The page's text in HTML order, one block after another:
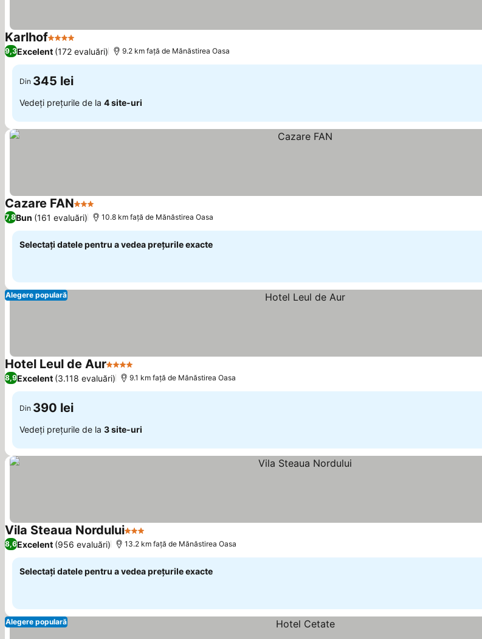
Karlhof4 Stele
9,3Excelent (172 evaluări) 9.2 km faţă de Mănăstirea Oasa
Din 345 lei
Vedeți prețurile de la 4 site-uri
Cazare FAN3 Stele
7,8Bun (161 evaluări) 10.8 km faţă de Mănăstirea Oasa
Selectați datele pentru a vedea prețurile exacte
Alegere populară
Hotel Leul de Aur4 Stele
8,9Excelent (3.118 evaluări) 9.1 km faţă de Mănăstirea Oasa
Din 390 lei
Vedeți prețurile de la 3 site-uri
Vila Steaua Nordului3 Stele
8,6Excelent (956 evaluări) 13.2 km faţă de Mănăstirea Oasa
Selectați datele pentru a vedea prețurile exacte
Alegere populară